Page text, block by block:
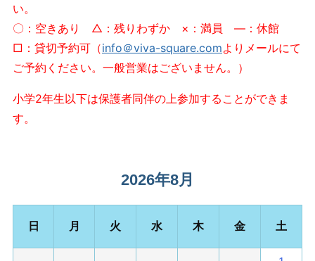
S
Q
U
R
E
Y
用
い。
〇：空きあり △：残りわずか ×：満員 ―：休館
□：貸切予約可（info＠viva-square.comよりメールにて
ご予約ください。一般営業はございません。）
小学2年生以下は保護者同伴の上参加することができま
す。
2026年8月
日 月 火 水 木 金 土